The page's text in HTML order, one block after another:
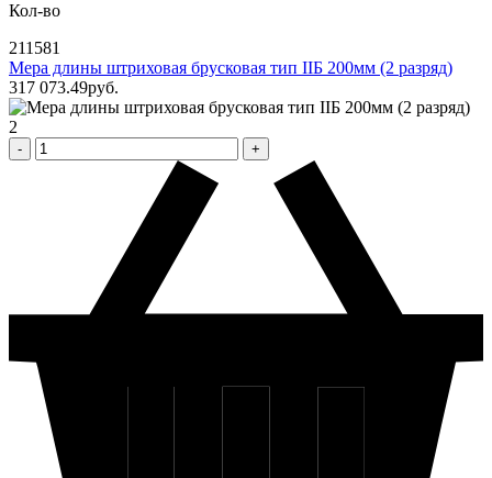
Кол-во
211581
Мера длины штриховая брусковая тип IIБ 200мм (2 разряд)
317 073.49pуб.
2